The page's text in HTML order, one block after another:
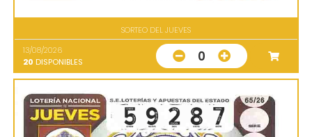
SORTEO DEL JUEVES
13/08/2026
20 DISPONIBLES 0